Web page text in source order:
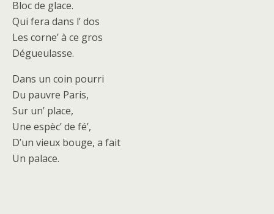
Bloc de glace.
Qui fera dans l’ dos
Les corne’ à ce gros
Dégueulasse.
Dans un coin pourri
Du pauvre Paris,
Sur un’ place,
Une espèc’ de fé’,
D’un vieux bouge, a fait
Un palace.